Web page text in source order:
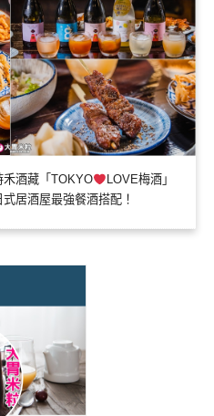
酒藏「TOKYO
LOVE梅酒」
居酒屋最強餐酒搭配！